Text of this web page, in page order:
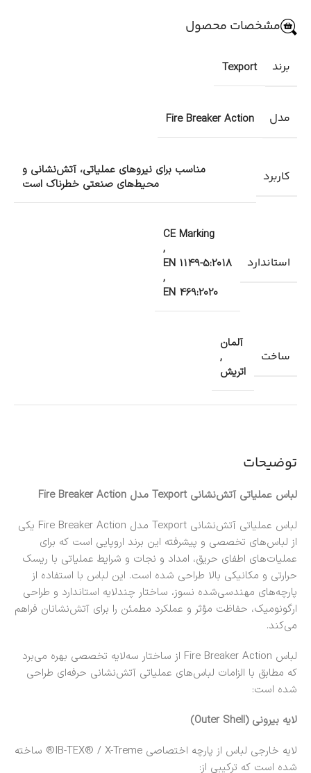
توضیحات
لباس عملیاتی آتش‌نشانی Texport مدل Fire Breaker Action
لباس عملیاتی آتش‌نشانی Texport مدل Fire Breaker Action یکی
از لباس‌های تخصصی و پیشرفته این برند اروپایی است که برای
عملیات‌های اطفای حریق، امداد و نجات و شرایط عملیاتی با ریسک
حرارتی و مکانیکی بالا طراحی شده است. این لباس با استفاده از
پارچه‌های مهندسی‌شده نسوز، ساختار چندلایه استاندارد و طراحی
ارگونومیک، حفاظت مؤثر و عملکرد مطمئن را برای آتش‌نشانان فراهم
می‌کند.
لباس Fire Breaker Action از ساختار سه‌لایه تخصصی بهره می‌برد
که مطابق با الزامات لباس‌های عملیاتی آتش‌نشانی حرفه‌ای طراحی
شده است:
لایه بیرونی (Outer Shell)
لایه خارجی لباس از پارچه اختصاصی IB-TEX® / X-Treme® ساخته
شده است که ترکیبی از:
مشخصات محصول
برند Texport
مدل Fire Breaker Action
کاربرد
مناسب برای نیروهای عملیاتی، آتش‌نشانی و
محیط‌های صنعتی خطرناک است
استاندارد
CE Marking
,
EN 1149-5:2018
,
EN 469:2020
ساخت
آلمان
,
اتریش